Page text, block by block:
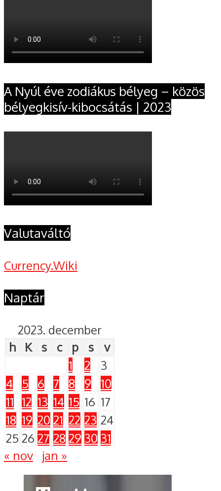
A Nyúl éve zodiákus bélyeg – közös
bélyegkisív-kibocsátás | 2023
Valutaváltó
Currency.Wiki
Naptár
2023. december
h
K s c p s
v
1
2
3
4
5 6 7 8 9
10
11
12 13 14 15 16 17
18 19 20 21 22 23 24
25 26 27 28 29 30 31
« nov
jan »